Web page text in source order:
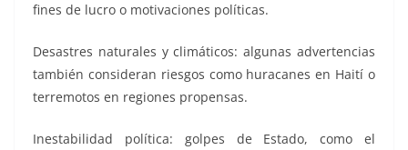
fines de lucro o motivaciones políticas.
Desastres naturales y climáticos: algunas advertencias
también consideran riesgos como huracanes en Haití o
terremotos en regiones propensas.
Inestabilidad política: golpes de Estado, como el